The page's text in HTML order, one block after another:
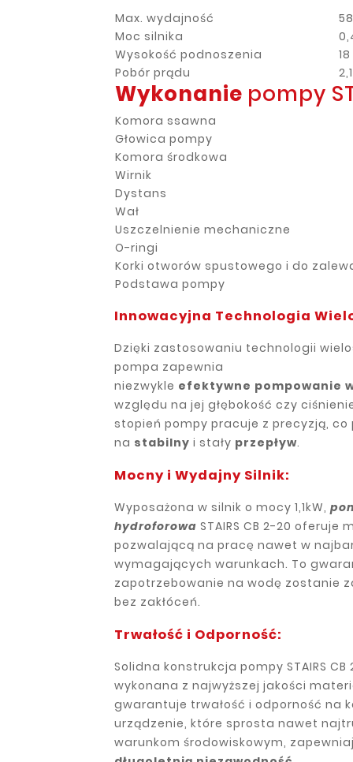
Max. wydajność
Moc silnika
Wysokość podnoszenia
Pobór prądu
Wykonanie pompy
Komora ssawna
Głowica pompy
Komora środkowa
Wirnik
Dystans
Wał
Uszczelnienie mechaniczne
O-ringi
Korki otworów spustowego i do
Podstawa pompy
Innowacyjna Technologia
Dzięki zastosowaniu technologii
pompa zapewnia
niezwykle efektywne pompowanie
względu na jej głębokość czy
stopień pompy pracuje z precyzją, co
na stabilny i stały przepływ.
Mocny i Wydajny Silnik:
Wyposażona w silnik o mocy 1,1kW,
hydroforowa STAIRS CB 2-20 oferuje
pozwalającą na pracę nawet w
wymagających warunkach. To
zapotrzebowanie na wodę zostanie
bez zakłóceń.
Trwałość i Odporność:
Solidna konstrukcja pompy STAIRS CB
wykonana z najwyższej jakości
gwarantuje trwałość i odporność na
urządzenie, które sprosta nawet
warunkom środowiskowym,